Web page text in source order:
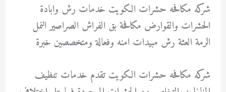
شركه مكافحه حشرات الكويت خدمات رش وابادة
الحشرات والقوارض مكافحة بق الفراش الصراصير النمل
الرمة العثة رش مبيدات امنه وفعالة ومتخصصين خبرة
شركه مكافحه حشرات الكويت تقدم خدمات تنظيف